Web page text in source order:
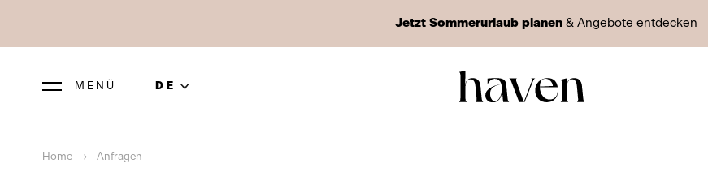
Jetzt Sommerurlaub planen & Angebote entdecken
MENÜ DE
Home Anfragen